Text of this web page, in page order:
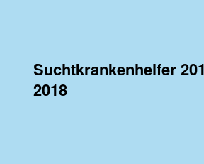
Suchtkrankenhelfer
2018